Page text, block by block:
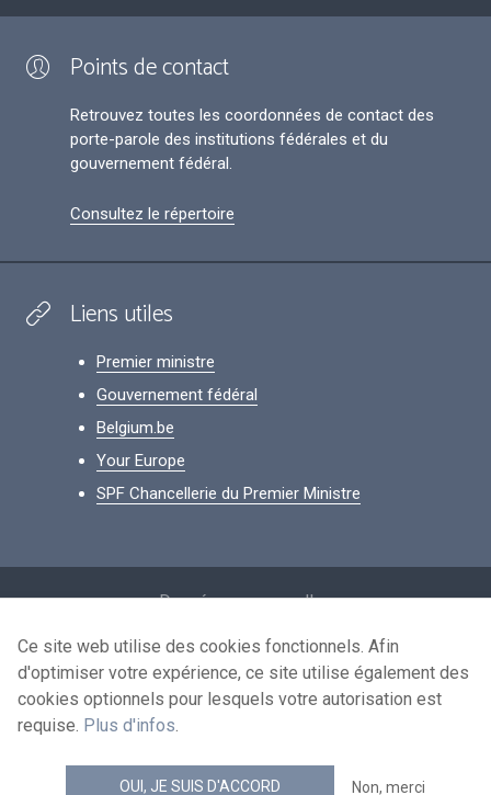
Points de contact
Retrouvez toutes les coordonnées de contact des
porte-parole des institutions fédérales et du
gouvernement fédéral.
Consultez le répertoire
Liens utiles
Premier ministre
Gouvernement fédéral
Belgium.be
Your Europe
SPF Chancellerie du Premier Ministre
Données personnelles
Conditions de réutilisation
Contactez-nous
news.belgium flux RSS
Ce site web utilise des cookies fonctionnels. Afin
d'optimiser votre expérience, ce site utilise également des
cookies optionnels pour lesquels votre autorisation est
requise. Plus d'infos.
OUI, JE SUIS D'ACCORD Non, merci